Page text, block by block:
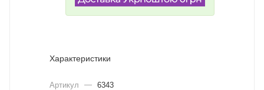
Характеристики
Артикул — 6343